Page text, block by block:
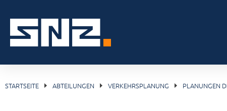
STARTSEITE ABTEILUNGEN VERKEHRSPLANUNG PLANUNGEN